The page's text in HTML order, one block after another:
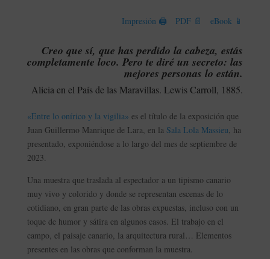
Impresión 🖨 PDF 📄 eBook 📱
Creo que sí, que has perdido la cabeza, estás
completamente loco. Pero te diré un secreto: las
mejores personas lo están.
Alicia en el País de las Maravillas. Lewis Carroll, 1885.
«Entre lo onírico y la vigilia» es el título de la exposición que
Juan Guillermo Manrique de Lara, en la Sala Lola Massieu, ha
presentado, exponiéndose a lo largo del mes de septiembre de
2023.
Una muestra que traslada al espectador a un tipismo canario
muy vivo y colorido y donde se representan escenas de lo
cotidiano, en gran parte de las obras expuestas, incluso con un
toque de humor y sátira en algunos casos. El trabajo en el
campo, el paisaje canario, la arquitectura rural… Elementos
presentes en las obras que conforman la muestra.